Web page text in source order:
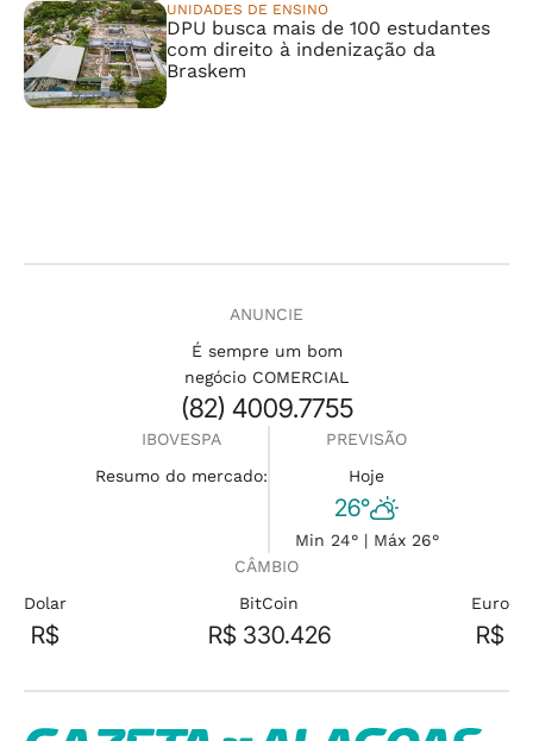
UNIDADES DE ENSINO
DPU busca mais de 100 estudantes
com direito à indenização da
Braskem
ANUNCIE
É sempre um bom
negócio COMERCIAL
(82) 4009.7755
IBOVESPA
Resumo do mercado:
PREVISÃO
Hoje
26°
Min 24° | Máx 26°
CÂMBIO
Dolar
R$
BitCoin
R$ 330.426
Euro
R$